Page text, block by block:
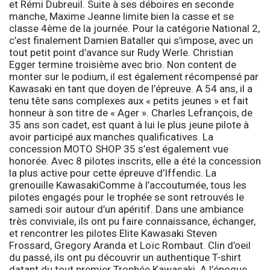
et Rémi Dubreuil. Suite à ses déboires en seconde
manche, Maxime Jeanne limite bien la casse et se
classe 4ème de la journée. Pour la catégorie National 2,
c’est finalement Damien Bataller qui s’impose, avec un
tout petit point d’avance sur Rudy Werle. Christian
Egger termine troisième avec brio. Non content de
monter sur le podium, il est également récompensé par
Kawasaki en tant que doyen de l’épreuve. A 54 ans, il a
tenu tête sans complexes aux « petits jeunes » et fait
honneur à son titre de « Ager ». Charles Lefrançois, de
35 ans son cadet, est quant à lui le plus jeune pilote à
avoir participé aux manches qualificatives. La
concession MOTO SHOP 35 s’est également vue
honorée. Avec 8 pilotes inscrits, elle a été la concession
la plus active pour cette épreuve d’Iffendic. La
grenouille KawasakiComme à l’accoutumée, tous les
pilotes engagés pour le trophée se sont retrouvés le
samedi soir autour d’un apéritif. Dans une ambiance
très conviviale, ils ont pu faire connaissance, échanger,
et rencontrer les pilotes Elite Kawasaki Steven
Frossard, Gregory Aranda et Loïc Rombaut. Clin d’oeil
du passé, ils ont pu découvrir un authentique T-shirt